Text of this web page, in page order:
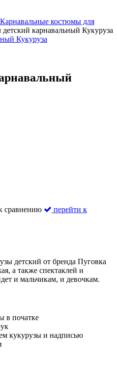
Карнавальные костюмы для
карнавальный Кукуруза
сравнению
перейти к
детский от бренда Пуговка
а также спектаклей и
и мальчикам, и девочкам.
в початке
кукурузы и надписью